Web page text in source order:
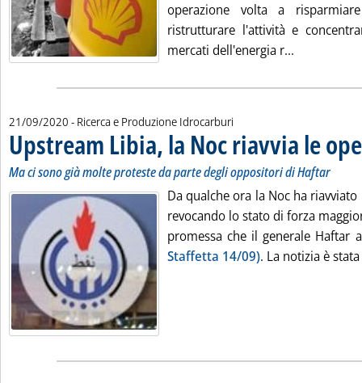
operazione volta a
ristrutturare l'attività e
mercati dell'energia r...
21/09/2020 - Ricerca e Produzione Idrocarburi
Upstream Libia, la Noc riavvia le
Ma ci sono già molte proteste da parte degli oppositori di Haftar
Da qualche ora la Noc ha
revocando lo stato di forza
promessa che il generale Haftar
Staffetta 14/09). La notizia è